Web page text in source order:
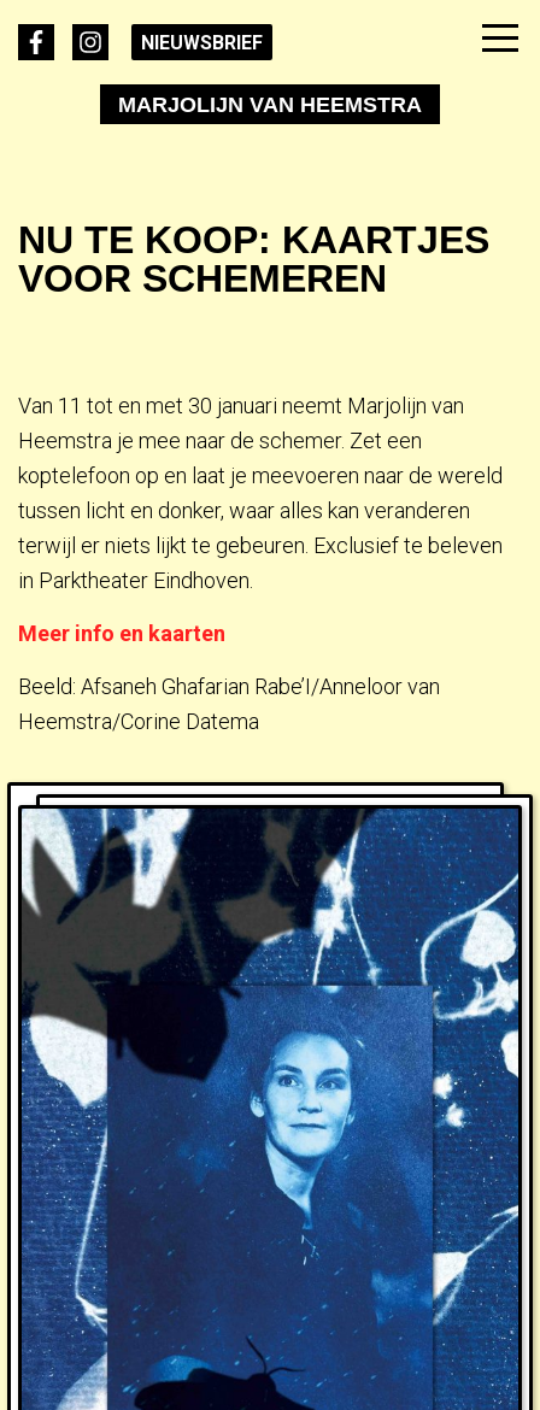
MARJOLIJN VAN HEEMSTRA
NIEUWSBRIEF
NU TE KOOP: KAARTJES
VOOR SCHEMEREN
Van 11 tot en met 30 januari neemt Marjolijn van
Heemstra je mee naar de schemer. Zet een
koptelefoon op en laat je meevoeren naar de wereld
tussen licht en donker, waar alles kan veranderen
terwijl er niets lijkt te gebeuren. Exclusief te beleven
in Parktheater Eindhoven.
Meer info en kaarten
Beeld: Afsaneh Ghafarian Rabe’I/Anneloor van
Heemstra/Corine Datema